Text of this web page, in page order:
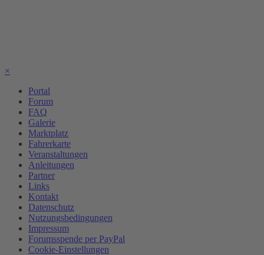
×
Portal
Forum
FAQ
Galerie
Marktplatz
Fahrerkarte
Veranstaltungen
Anleitungen
Partner
Links
Kontakt
Datenschutz
Nutzungsbedingungen
Impressum
Forumsspende per PayPal
Cookie-Einstellungen